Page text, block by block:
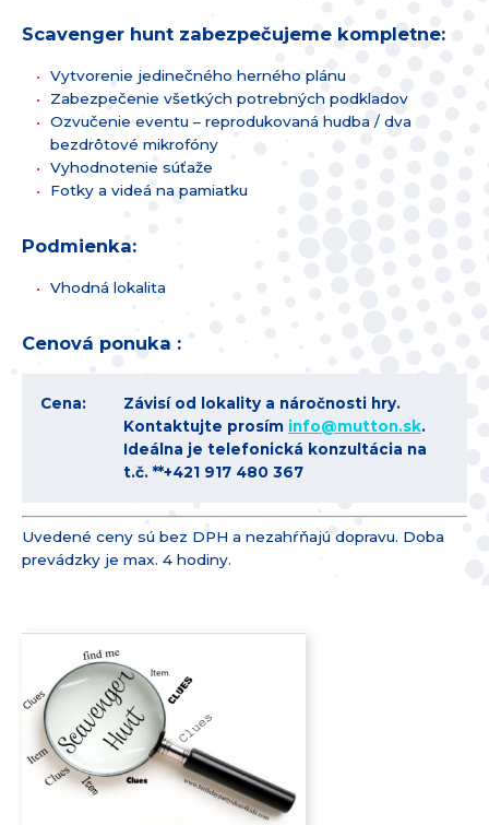
Scavenger hunt zabezpečujeme kompletne:
Vytvorenie jedinečného herného plánu
Zabezpečenie všetkých potrebných podkladov
Ozvučenie eventu – reprodukovaná hudba / dva
bezdrôtové mikrofóny
Vyhodnotenie súťaže
Fotky a videá na pamiatku
Podmienka:
Vhodná lokalita
Cenová ponuka :
Cena:
Závisí od lokality a náročnosti hry.
Kontaktujte prosím info@mutton.sk.
Ideálna je telefonická konzultácia na
t.č. **+421 917 480 367
Uvedené ceny sú bez DPH a nezahŕňajú dopravu. Doba
prevádzky je max. 4 hodiny.